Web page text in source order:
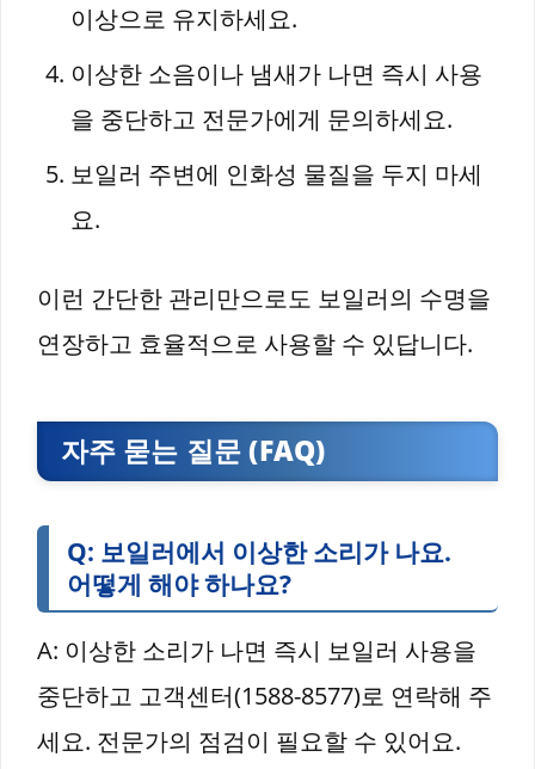
이상으로 유지하세요.
이상한 소음이나 냄새가 나면 즉시 사용
을 중단하고 전문가에게 문의하세요.
보일러 주변에 인화성 물질을 두지 마세
요.
이런 간단한 관리만으로도 보일러의 수명을
연장하고 효율적으로 사용할 수 있답니다.
자주 묻는 질문 (FAQ)
Q: 보일러에서 이상한 소리가 나요.
어떻게 해야 하나요?
A: 이상한 소리가 나면 즉시 보일러 사용을
중단하고 고객센터(1588-8577)로 연락해 주
세요. 전문가의 점검이 필요할 수 있어요.